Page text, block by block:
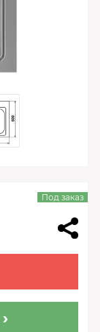
Под заказ